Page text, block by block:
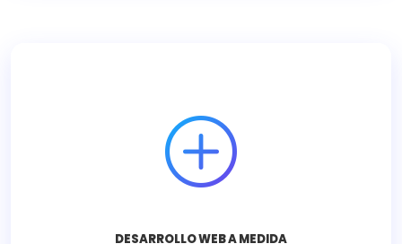
DESARROLLO WEB A MEDIDA
Soluciones tecnológicas personalizadas para
necesidades complejas.